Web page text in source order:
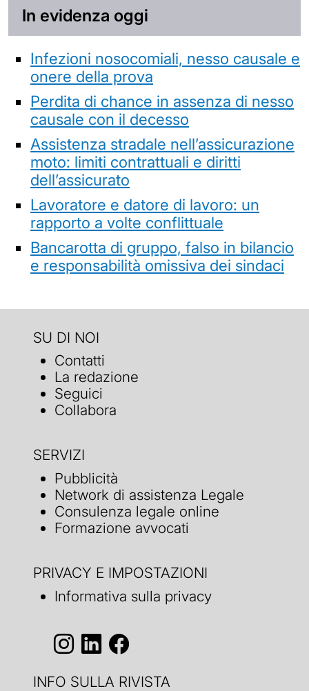
In evidenza oggi
Infezioni nosocomiali, nesso causale e
onere della prova
Perdita di chance in assenza di nesso
causale con il decesso
Assistenza stradale nell’assicurazione
moto: limiti contrattuali e diritti
dell’assicurato
Lavoratore e datore di lavoro: un
rapporto a volte conflittuale
Bancarotta di gruppo, falso in bilancio
e responsabilità omissiva dei sindaci
SU DI NOI
Contatti
La redazione
Seguici
Collabora
SERVIZI
Pubblicità
Network di assistenza Legale
Consulenza legale online
Formazione avvocati
PRIVACY E IMPOSTAZIONI
Informativa sulla privacy
INFO SULLA RIVISTA